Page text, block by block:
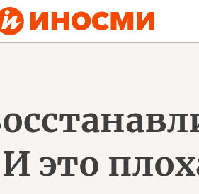
это